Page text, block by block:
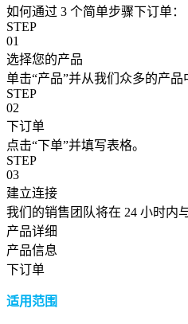
如何通过 3 个简单步骤下订单：
STEP
01
选择您的产品
单击“产品”并从我们众多的产品
STEP
02
下订单
点击“下单”并填写表格。
STEP
03
建立连接
我们的销售团队将在 24 小时内
产品详细
产品信息
下订单
适用范围